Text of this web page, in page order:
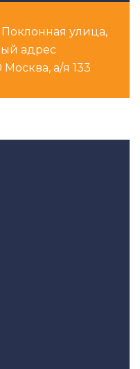
Поклонная улица,
адрес
Москва, а/я 133